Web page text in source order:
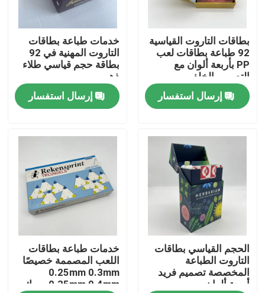
معلومات عنا
الموارد
اتصل بنا
اطلب اقتباس
طباعة كتاب طاولة القهوة
طباعة بطاقات التارو
بطاقات التاروت القياسية
92 طباعة بطاقات لعب
PP بأربعة ألوان مع
التصميم الخلفي
إرسال استفسار
خدمات طباعة بطاقات
التاروت المهنية في 92
بطاقة حجم قياسي طلاء
ذهبي
إرسال استفسار
الحجم القياسي بطاقات
التاروت الطباعة
المخصصة تصميم فريد
أربعة ألوان
خدمات طباعة بطاقات
اللعب المصممة خصيصًا
0.25mm 0.3mm
0.35mm 0.4mm سمك